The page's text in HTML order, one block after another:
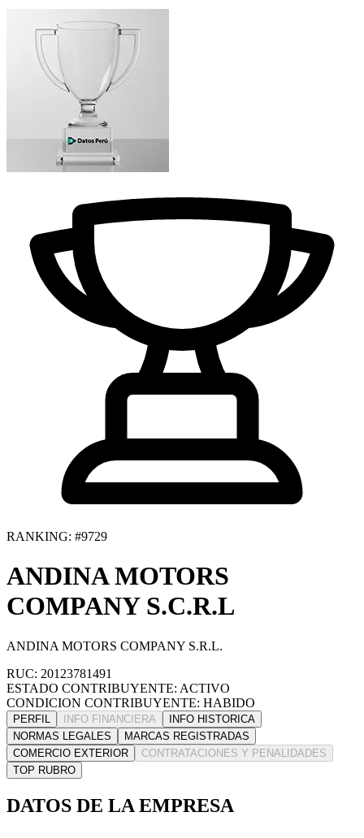
RANKING: #9729
ANDINA MOTORS
COMPANY S.C.R.L
ANDINA MOTORS COMPANY S.R.L.
RUC: 20123781491
ESTADO CONTRIBUYENTE: ACTIVO
CONDICION CONTRIBUYENTE: HABIDO
PERFIL INFO FINANCIERA
INFO HISTORICA
NORMAS LEGALES
MARCAS REGISTRADAS
COMERCIO EXTERIOR
CONTRATACIONES Y PENALIDADES
TOP RUBRO
DATOS DE LA EMPRESA